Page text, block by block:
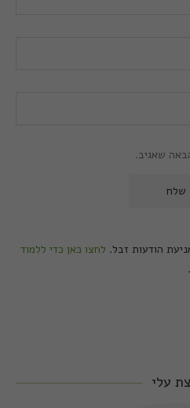
שאגיב.
הודעות זבל. לחצו כאן כדי ללמוד
.
עלי